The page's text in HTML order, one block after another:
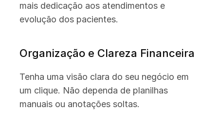
mais dedicação aos atendimentos e
evolução dos pacientes.
Organização e Clareza Financeira
Tenha uma visão clara do seu negócio em
um clique. Não dependa de planilhas
manuais ou anotações soltas.